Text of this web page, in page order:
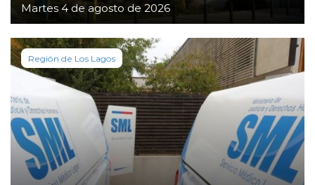
Martes 4 de agosto de 2026
Región de Los Lagos